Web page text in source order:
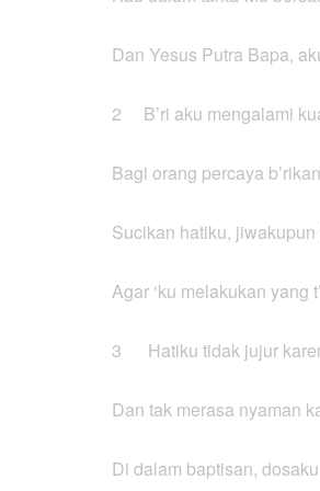
Dan Yesus Putra Bapa,
2 B’ri aku mengalami
Bagi orang percaya
Sucikan hatiku,
Agar ‘ku melakukan yang
3 Hatiku tidak jujur
Dan tak merasa nyaman
Di dalam baptisan,